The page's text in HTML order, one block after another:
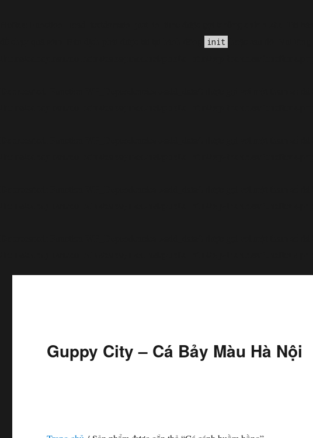
init
Guppy City – Cá Bảy Màu Hà Nội